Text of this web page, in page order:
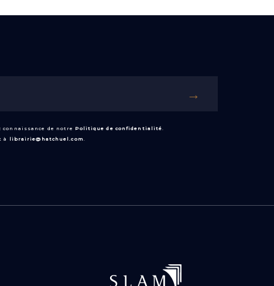
de notre Politique de confidentialité.
à
librairie@hatchuel.com.